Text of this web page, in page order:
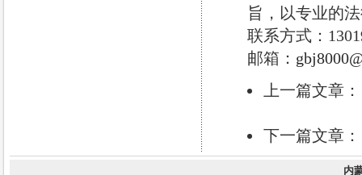
旨，以专业的
联系方式：
邮箱：
上一篇文章
下一篇文章
内